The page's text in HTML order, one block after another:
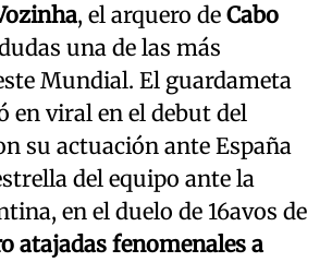
, el arquero de Cabo
una de las más
Mundial. El guardameta
en viral en el debut del
su actuación ante España
del equipo ante la
en el duelo de 16avos de
atajadas fenomenales a